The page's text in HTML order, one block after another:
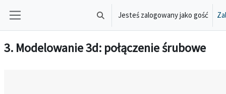
Przełącznik wyszukiwarki
Jesteś zalogowany jako gość
3. Modelowanie 3d: połączenie śrubowe